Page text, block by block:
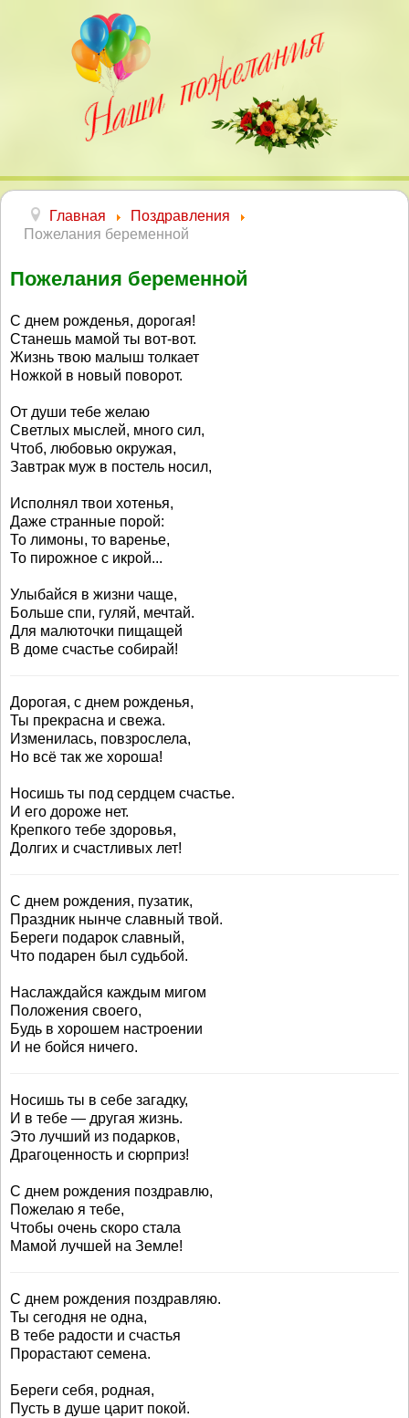
Главная
Поздравления
Пожелания беременной
Пожелания беременной
С днем рожденья, дорогая!
Станешь мамой ты вот-вот.
Жизнь твою малыш толкает
Ножкой в новый поворот.
От души тебе желаю
Светлых мыслей, много сил,
Чтоб, любовью окружая,
Завтрак муж в постель носил,
Исполнял твои хотенья,
Даже странные порой:
То лимоны, то варенье,
То пирожное с икрой...
Улыбайся в жизни чаще,
Больше спи, гуляй, мечтай.
Для малюточки пищащей
В доме счастье собирай!
Дорогая, с днем рожденья,
Ты прекрасна и свежа.
Изменилась, повзрослела,
Но всё так же хороша!
Носишь ты под сердцем счастье.
И его дороже нет.
Крепкого тебе здоровья,
Долгих и счастливых лет!
С днем рождения, пузатик,
Праздник нынче славный твой.
Береги подарок славный,
Что подарен был судьбой.
Наслаждайся каждым мигом
Положения своего,
Будь в хорошем настроении
И не бойся ничего.
Носишь ты в себе загадку,
И в тебе — другая жизнь.
Это лучший из подарков,
Драгоценность и сюрприз!
С днем рождения поздравлю,
Пожелаю я тебе,
Чтобы очень скоро стала
Мамой лучшей на Земле!
С днем рождения поздравляю.
Ты сегодня не одна,
В тебе радости и счастья
Прорастают семена.
Береги себя, родная,
Пусть в душе царит покой.